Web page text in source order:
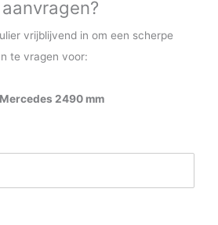
vrijblijvend in om een scherpe
te vragen voor:
2490 mm